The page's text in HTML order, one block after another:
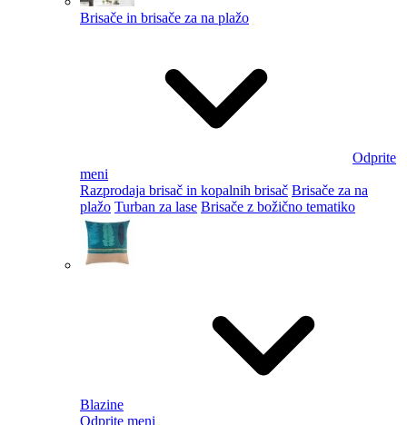
Brisače in brisače za na plažo
Odprite
meni
Razprodaja brisač in kopalnih brisač Brisače za na
plažo Turban za lase Brisače z božično tematiko
Blazine
Odprite meni